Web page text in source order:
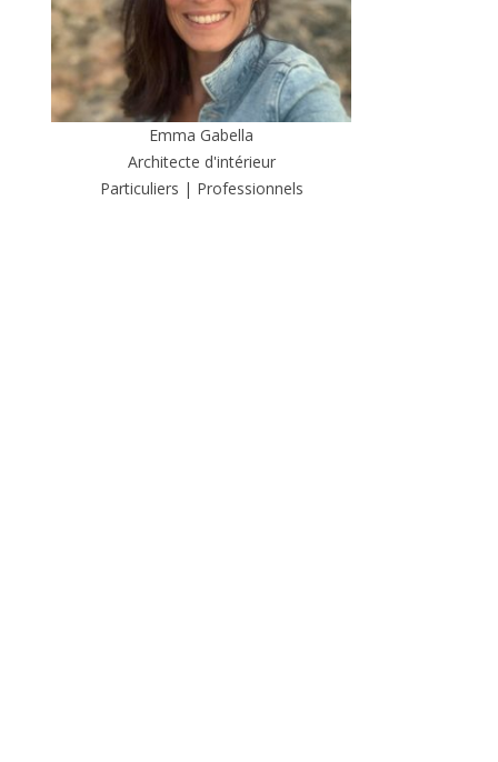
Emma Gabella
Architecte d'intérieur
Particuliers | Professionnels